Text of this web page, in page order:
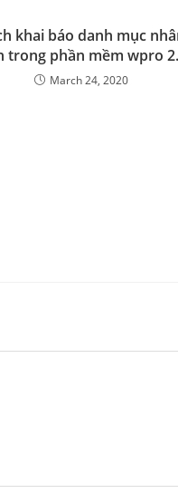
khai báo danh mục
trong phần mềm wpro
March 24, 2020